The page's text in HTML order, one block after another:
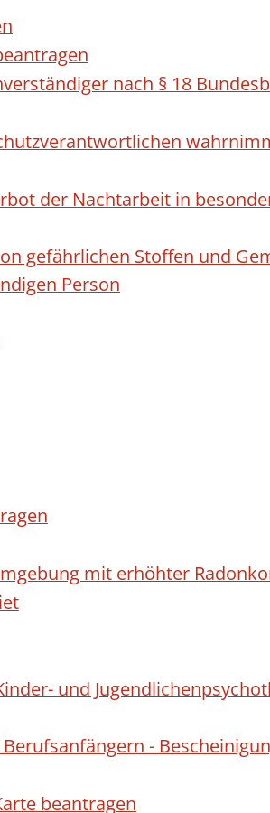
nach § 18
der Nachtarbeit in
gefährlichen Stoffen und
Person
mit erhöhter
und
-
beantragen